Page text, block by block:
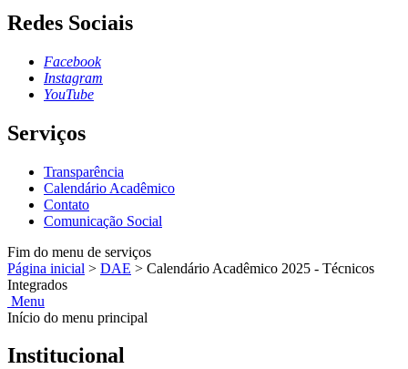
Redes Sociais
Facebook
Instagram
YouTube
Serviços
Transparência
Calendário Acadêmico
Contato
Comunicação Social
Fim do menu de serviços
Página inicial > DAE > Calendário Acadêmico 2025 - Técnicos
Integrados
Menu
Início do menu principal
Institucional